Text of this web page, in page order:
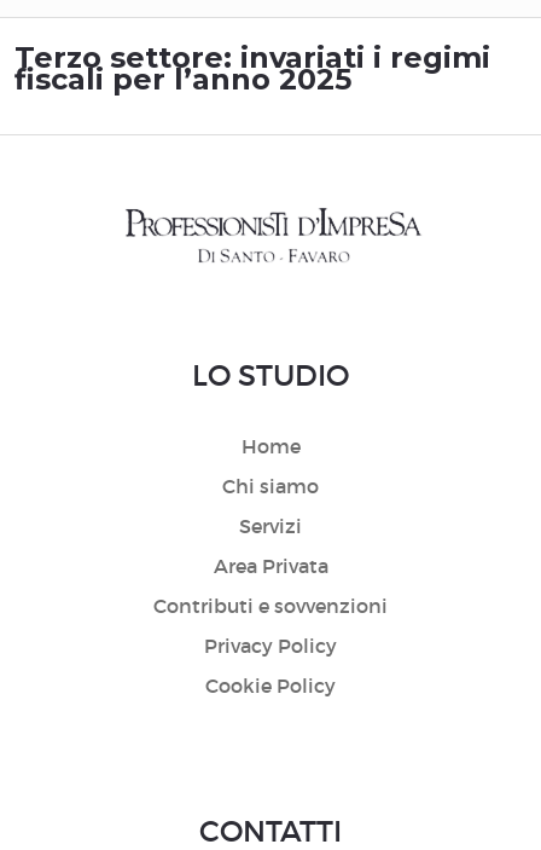
Terzo settore: invariati i regimi
fiscali per l’anno 2025
LO STUDIO
Home
Chi siamo
Servizi
Area Privata
Contributi e sovvenzioni
Privacy Policy
Cookie Policy
CONTATTI